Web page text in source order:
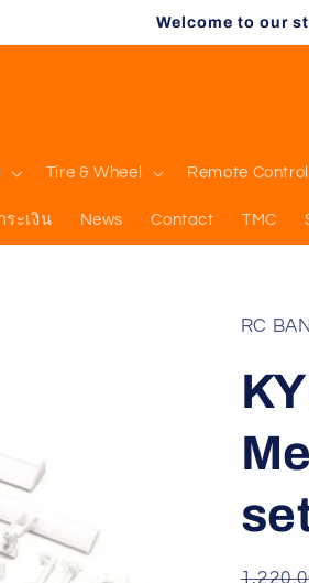
Welcome to our
Tire & Wheel Remote Control
ระเงิน News Contact TMC
RC